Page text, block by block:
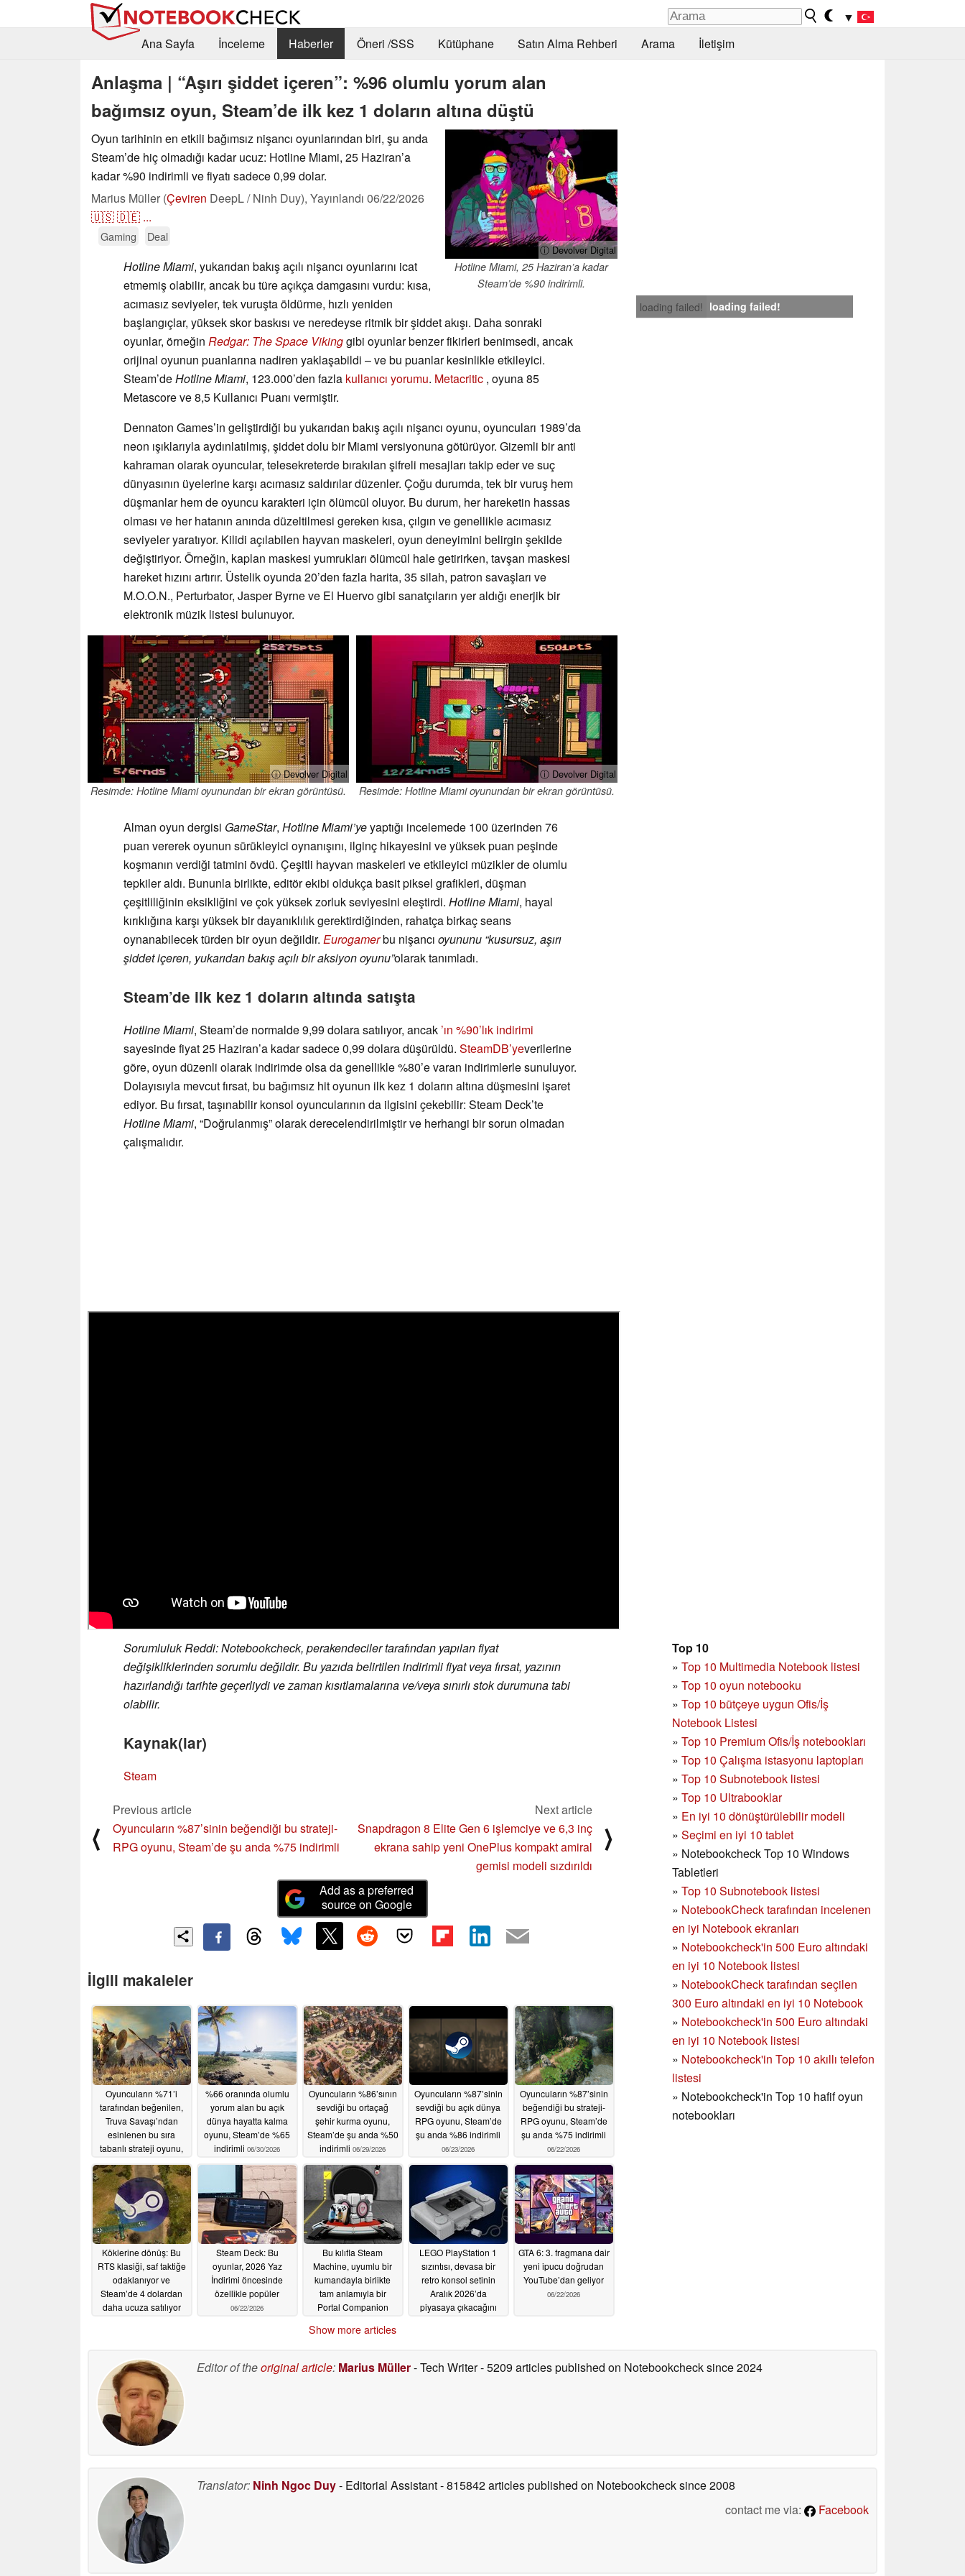
▼
Ana Sayfa
İnceleme Haberler Öneri /SSS Kütüphane Satın Alma Rehberi Arama İletişim
Anlaşma | “Aşırı şiddet içeren”: %96 olumlu yorum alan
bağımsız oyun, Steam’de ilk kez 1 doların altına düştü
ⓘ Devolver Digital
Hotline Miami, 25 Haziran’a kadar
Steam’de %90 indirimli.
Oyun tarihinin en etkili bağımsız nişancı oyunlarından biri, şu anda
Steam’de hiç olmadığı kadar ucuz: Hotline Miami, 25 Haziran’a
kadar %90 indirimli ve fiyatı sadece 0,99 dolar.
Marius Müller (Çeviren DeepL / Ninh Duy), Yayınlandı 06/22/2026
🇺🇸🇩🇪 ...
Gaming Deal
loading failed! loading failed!
Hotline Miami, yukarıdan bakış açılı nişancı oyunlarını icat
etmemiş olabilir, ancak bu türe açıkça damgasını vurdu: kısa,
acımasız seviyeler, tek vuruşta öldürme, hızlı yeniden
başlangıçlar, yüksek skor baskısı ve neredeyse ritmik bir şiddet akışı. Daha sonraki
oyunlar, örneğin Redgar: The Space Vikinggibi oyunlar benzer fikirleri benimsedi, ancak
orijinal oyunun puanlarına nadiren yaklaşabildi – ve bu puanlar kesinlikle etkileyici.
Steam’deHotline Miami, 123.000’den fazla kullanıcı yorumu. Metacritic , oyuna 85
Metascore ve 8,5 Kullanıcı Puanı vermiştir.
Dennaton Games’in geliştirdiği bu yukarıdan bakış açılı nişancı oyunu, oyuncuları 1989’da
neon ışıklarıyla aydınlatılmış, şiddet dolu bir Miami versiyonuna götürüyor. Gizemli bir anti
kahraman olarak oyuncular, telesekreterde bırakılan şifreli mesajları takip eder ve suç
dünyasının üyelerine karşı acımasız saldırılar düzenler. Çoğu durumda, tek bir vuruş hem
düşmanlar hem de oyuncu karakteri için ölümcül oluyor. Bu durum, her hareketin hassas
olması ve her hatanın anında düzeltilmesi gereken kısa, çılgın ve genellikle acımasız
seviyeler yaratıyor. Kilidi açılabilen hayvan maskeleri, oyun deneyimini belirgin şekilde
değiştiriyor. Örneğin, kaplan maskesi yumrukları ölümcül hale getirirken, tavşan maskesi
hareket hızını artırır. Üstelik oyunda 20’den fazla harita, 35 silah, patron savaşları ve
M.O.O.N., Perturbator, Jasper Byrne ve El Huervo gibi sanatçıların yer aldığı enerjik bir
elektronik müzik listesi bulunuyor.
ⓘ Devolver Digital
Resimde: Hotline Miami oyunundan bir ekran görüntüsü.
ⓘ Devolver Digital
Resimde: Hotline Miami oyunundan bir ekran görüntüsü.
Alman oyun dergisi GameStar, Hotline Miami’yeyaptığı incelemede 100 üzerinden 76
puan vererek oyunun sürükleyici oynanışını, ilginç hikayesini ve yüksek puan peşinde
koşmanın verdiği tatmini övdü. Çeşitli hayvan maskeleri ve etkileyici müzikler de olumlu
tepkiler aldı. Bununla birlikte, editör ekibi oldukça basit piksel grafikleri, düşman
çeşitliliğinin eksikliğini ve çok yüksek zorluk seviyesini eleştirdi. Hotline Miami, hayal
kırıklığına karşı yüksek bir dayanıklılık gerektirdiğinden, rahatça birkaç seans
oynanabilecek türden bir oyun değildir. Eurogamerbu nişancı oyununu “kusursuz, aşırı
şiddet içeren, yukarıdan bakış açılı bir aksiyon oyunu”olarak tanımladı.
Steam’de ilk kez 1 doların altında satışta
Hotline Miami, Steam’de normalde 9,99 dolara satılıyor, ancak ’ın %90’lık indirimi
sayesinde fiyat 25 Haziran’a kadar sadece 0,99 dolara düşürüldü. SteamDB’yeverilerine
göre, oyun düzenli olarak indirimde olsa da genellikle %80’e varan indirimlerle sunuluyor.
Dolayısıyla mevcut fırsat, bu bağımsız hit oyunun ilk kez 1 doların altına düşmesini işaret
ediyor. Bu fırsat, taşınabilir konsol oyuncularının da ilgisini çekebilir: Steam Deck’te
Hotline Miami, “Doğrulanmış” olarak derecelendirilmiştir ve herhangi bir sorun olmadan
çalışmalıdır.
Top 10
» Top 10 Multimedia Notebook listesi
» Top 10 oyun notebooku
» Top 10 bütçeye uygun Ofis/İş
Notebook Listesi
» Top 10 Premium Ofis/İş notebookları
» Top 10 Çalışma istasyonu laptopları
» Top 10 Subnotebook listesi
» Top 10 Ultrabooklar
» En iyi 10 dönüştürülebilir modeli
» Seçimi en iyi 10 tablet
» Notebookcheck Top 10 Windows
Tabletleri
» Top 10 Subnotebook listesi
» NotebookCheck tarafından incelenen
en iyi Notebook ekranları
» Notebookcheck'in 500 Euro altındaki
en iyi 10 Notebook listesi
» NotebookCheck tarafından seçilen
300 Euro altındaki en iyi 10 Notebook
» Notebookcheck'in 500 Euro altındaki
en iyi 10 Notebook listesi
» Notebookcheck'in Top 10 akıllı telefon
listesi
» Notebookcheck'in Top 10 hafif oyun
notebookları
Sorumluluk Reddi: Notebookcheck, perakendeciler tarafından yapılan fiyat
değişikliklerinden sorumlu değildir. Bu yazıda belirtilen indirimli fiyat veya fırsat, yazının
hazırlandığı tarihte geçerliydi ve zaman kısıtlamalarına ve/veya sınırlı stok durumuna tabi
olabilir.
Kaynak(lar)
Steam
⟨
Previous article
Oyuncuların %87’sinin beğendiği bu strateji-
RPG oyunu, Steam’de şu anda %75 indirimli
Next article
Snapdragon 8 Elite Gen 6 işlemciye ve 6,3 inç
ekrana sahip yeni OnePlus kompakt amiral
gemisi modeli sızdırıldı
⟩
Add as a preferred
source on Google
İlgili makaleler
Oyuncuların %71’i
tarafından beğenilen,
Truva Savaşı’ndan
esinlenen bu sıra
tabanlı strateji oyunu,
07/01/2026
%66 oranında olumlu
yorum alan bu açık
dünya hayatta kalma
oyunu, Steam’de %65
indirimli 06/30/2026
Oyuncuların %86’sının
sevdiği bu ortaçağ
şehir kurma oyunu,
Steam’de şu anda %50
indirimli 06/29/2026
Oyuncuların %87’sinin
sevdiği bu açık dünya
RPG oyunu, Steam’de
şu anda %86 indirimli
06/23/2026
Oyuncuların %87’sinin
beğendiği bu strateji-
RPG oyunu, Steam’de
şu anda %75 indirimli
06/22/2026
Köklerine dönüş: Bu
RTS klasiği, saf taktiğe
odaklanıyor ve
Steam’de 4 dolardan
daha ucuza satılıyor
Steam Deck: Bu
oyunlar, 2026 Yaz
İndirimi öncesinde
özellikle popüler
06/22/2026
Bu kılıfla Steam
Machine, uyumlu bir
kumandayla birlikte
tam anlamıyla bir
Portal Companion
06/22/2026
LEGO PlayStation 1
sızıntısı, devasa bir
retro konsol setinin
Aralık 2026’da
piyasaya çıkacağını
GTA 6: 3. fragmana dair
yeni ipucu doğrudan
YouTube’dan geliyor
06/22/2026
Show more articles
Editor of theoriginal article: Marius Müller- Tech Writer- 5209 articles published on Notebookchecksince 2024
Translator: Ninh Ngoc Duy- Editorial Assistant- 815842 articles published on Notebookchecksince 2008
contact me via:
Facebook